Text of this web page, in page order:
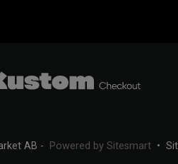
AB - Powered by Sitesmart•